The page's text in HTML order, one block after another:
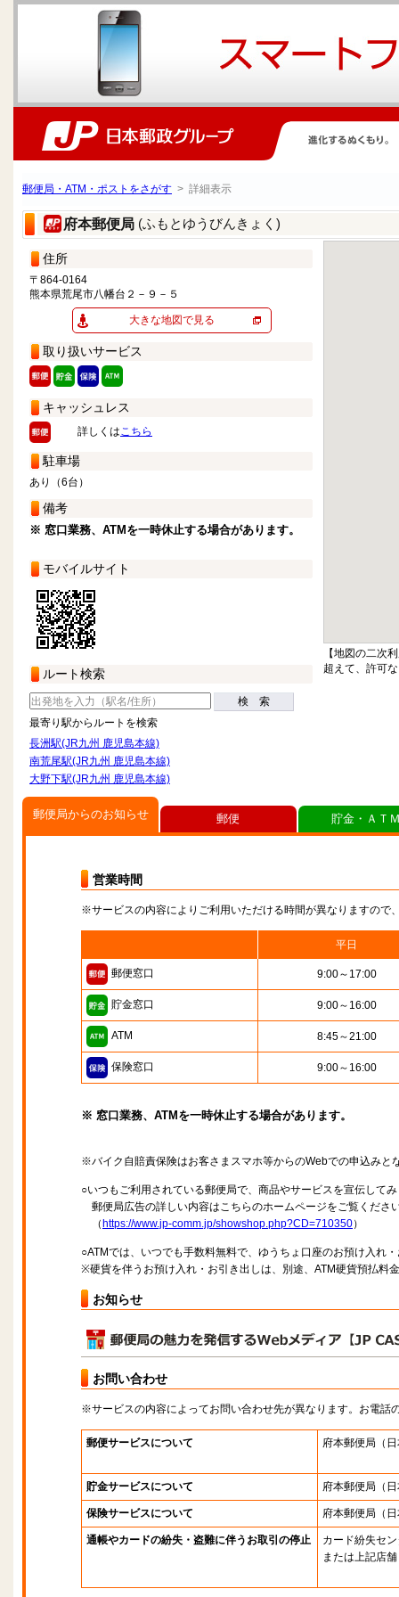
郵便局・ATM・ポストをさがす > 詳細表示
府本郵便局 (ふもとゆうびんきょく)
住所
〒864-0164
熊本県荒尾市八幡台２－９－５
大きな地図で見る
取り扱いサービス
キャッシュレス
詳しくはこちら
駐車場
あり（6台）
備考
※ 窓口業務、ATMを一時休止する場合があります。
モバイルサイト
ルート検索
検 索
最寄り駅からルートを検索
長洲駅(JR九州 鹿児島本線)
南荒尾駅(JR九州 鹿児島本線)
大野下駅(JR九州 鹿児島本線)
【地図の二次
超えて、許可
郵便局からのお知らせ
営業時間
※サービスの内容によりご利用いただける時間が異なりますので
平日
郵便窓口 9:00～17:00
貯金窓口 9:00～16:00
ATM 8:45～21:00
保険窓口 9:00～16:00
※ 窓口業務、ATMを一時休止する場合があります。
※バイク自賠責保険はお客さまスマホ等からのWebでの申込みと
○いつもご利用されている郵便局で、商品やサービスを宣伝して
郵便局広告の詳しい内容はこちらのホームページをご覧くださ
（ https://www.jp-comm.jp/showshop.php?CD=710350）
○ATMでは、いつでも手数料無料で、ゆうちょ口座のお預け入れ
※硬貨を伴うお預け入れ・お引き出しは、別途、ATM硬貨預払料
お知らせ
お問い合わせ
※サービスの内容によってお問い合わせ先が異なります。お電話
郵便サービスについて 府本郵便局 （
貯金サービスについて 府本郵便局 （
保険サービスについて 府本郵便局 （
通帳やカードの紛失・盗難に伴うお取引の停止
カード紛失セ
または上記店舗
郵便 貯金・ＡＴ